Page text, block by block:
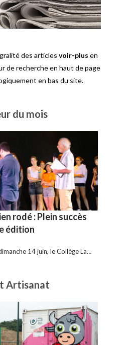
des articles voir-plus en
de recherche en haut de page
en bas du site.
du mois
rodé : Plein succès
édition
14 juin, le Collège La…
Artisanat